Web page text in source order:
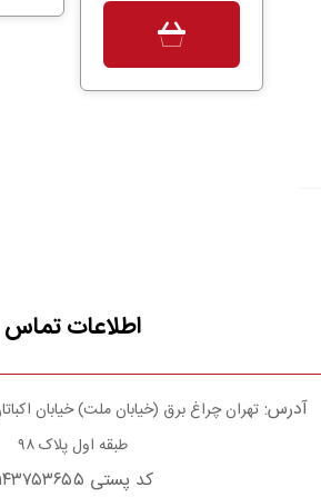
اطلاعات تماس
آدرس: تهران چراغ برق (خیابان ملت) خیابان
طبقه اول پلاک ۹۸
کد پستی ۱۱۴۳۷۵۳۶۵۵